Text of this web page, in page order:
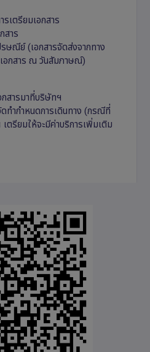
รเตรียมเอกสาร
สาร
ษณีย์ (เอกสารจัดส่งจากทาง
อกสาร ณ วันสัมภาษณ์)
สารมาที่บริษัทฯ
ทำกำหนดการเดินทาง (กรณีที่
ตรียมให้จะมีค่าบริการเพิ่มเติม